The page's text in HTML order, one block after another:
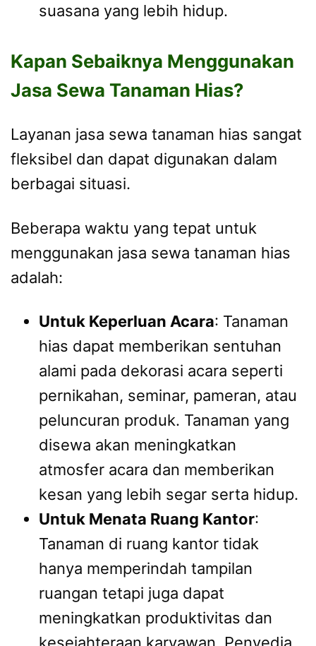
suasana yang lebih hidup.
Kapan Sebaiknya Menggunakan
Jasa Sewa Tanaman Hias?
Layanan jasa sewa tanaman hias sangat
fleksibel dan dapat digunakan dalam
berbagai situasi.
Beberapa waktu yang tepat untuk
menggunakan jasa sewa tanaman hias
adalah:
Untuk Keperluan Acara: Tanaman
hias dapat memberikan sentuhan
alami pada dekorasi acara seperti
pernikahan, seminar, pameran, atau
peluncuran produk. Tanaman yang
disewa akan meningkatkan
atmosfer acara dan memberikan
kesan yang lebih segar serta hidup.
Untuk Menata Ruang Kantor:
Tanaman di ruang kantor tidak
hanya memperindah tampilan
ruangan tetapi juga dapat
meningkatkan produktivitas dan